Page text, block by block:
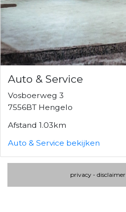
Auto & Service
Vosboerweg 3
7556BT Hengelo
Afstand 1.03km
Auto & Service bekijken
privacy - disclaimer